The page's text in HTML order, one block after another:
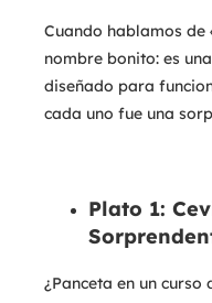
Cuando hablamos de
nombre bonito: es
diseñado para
cada uno fue una
Plato 1:
¿Panceta en un curso